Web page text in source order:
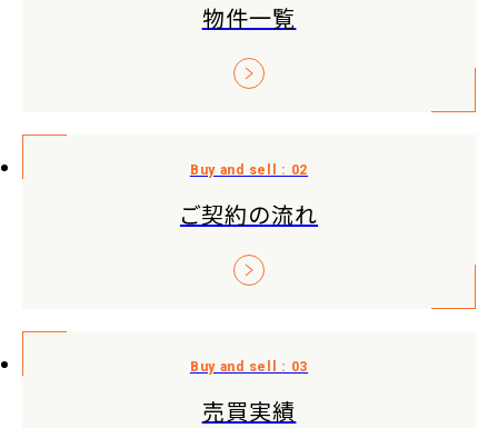
物件一覧
ご契約の流れ
売買実績